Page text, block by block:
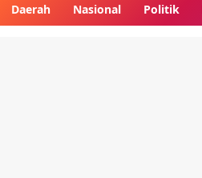
Daerah Nasional Politik